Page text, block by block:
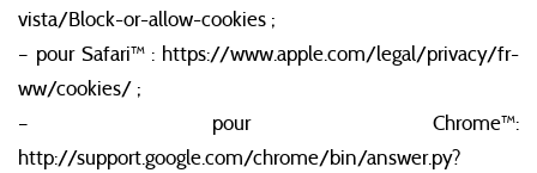
vista/Block-or-allow-cookies ;
– pour Safari™ : https://www.apple.com/legal/privacy/fr-
ww/cookies/ ;
– pour Chrome™:
http://support.google.com/chrome/bin/answer.py?